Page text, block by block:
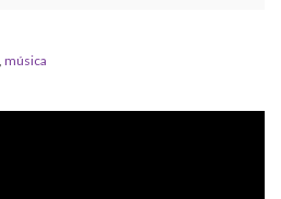
música